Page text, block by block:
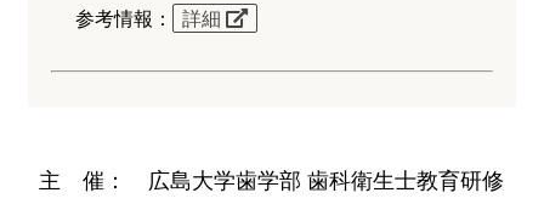
参考情報： 詳細
主 催：
広島大学歯学部 歯科衛生士教育研修